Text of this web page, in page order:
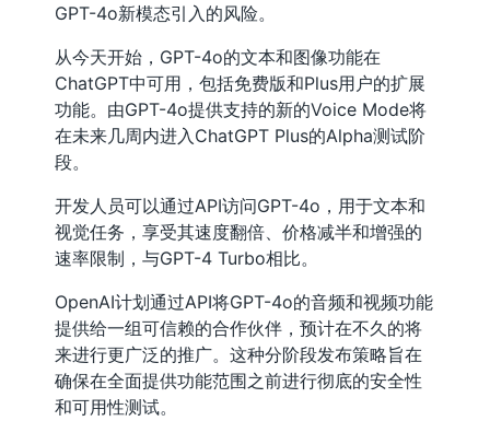
GPT-4o新模态引入的风险。
从今天开始，GPT-4o的文本和图像功能在
ChatGPT中可用，包括免费版和Plus用户的扩展
功能。由GPT-4o提供支持的新的Voice Mode将
在未来几周内进入ChatGPT Plus的Alpha测试阶
段。
开发人员可以通过API访问GPT-4o，用于文本和
视觉任务，享受其速度翻倍、价格减半和增强的
速率限制，与GPT-4 Turbo相比。
OpenAI计划通过API将GPT-4o的音频和视频功能
提供给一组可信赖的合作伙伴，预计在不久的将
来进行更广泛的推广。这种分阶段发布策略旨在
确保在全面提供功能范围之前进行彻底的安全性
和可用性测试。